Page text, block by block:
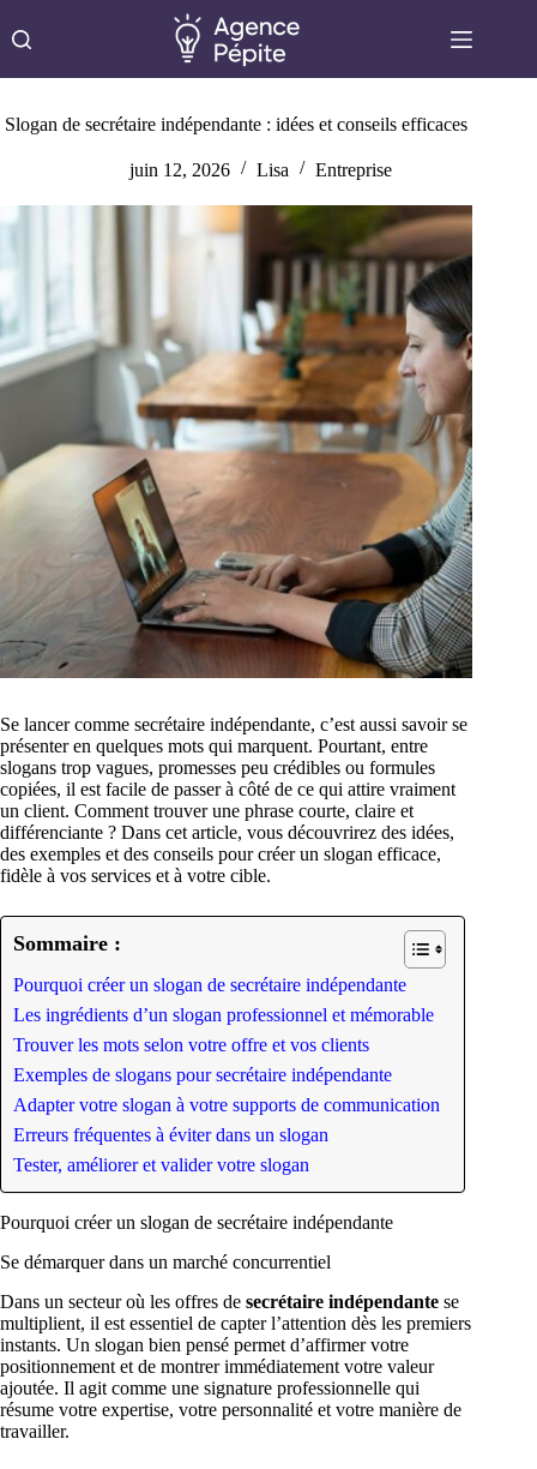
au
contenu
Slogan de secrétaire indépendante : idées et conseils efficaces
juin 12, 2026 Lisa Entreprise
Se lancer comme secrétaire indépendante, c’est aussi savoir se
présenter en quelques mots qui marquent. Pourtant, entre
slogans trop vagues, promesses peu crédibles ou formules
copiées, il est facile de passer à côté de ce qui attire vraiment
un client. Comment trouver une phrase courte, claire et
différenciante ? Dans cet article, vous découvrirez des idées,
des exemples et des conseils pour créer un slogan efficace,
fidèle à vos services et à votre cible.
Sommaire :
Pourquoi créer un slogan de secrétaire indépendante
Les ingrédients d’un slogan professionnel et mémorable
Trouver les mots selon votre offre et vos clients
Exemples de slogans pour secrétaire indépendante
Adapter votre slogan à votre supports de communication
Erreurs fréquentes à éviter dans un slogan
Tester, améliorer et valider votre slogan
Pourquoi créer un slogan de secrétaire indépendante
Se démarquer dans un marché concurrentiel
Dans un secteur où les offres de secrétaire indépendante se
multiplient, il est essentiel de capter l’attention dès les premiers
instants. Un slogan bien pensé permet d’affirmer votre
positionnement et de montrer immédiatement votre valeur
ajoutée. Il agit comme une signature professionnelle qui
résume votre expertise, votre personnalité et votre manière de
travailler.